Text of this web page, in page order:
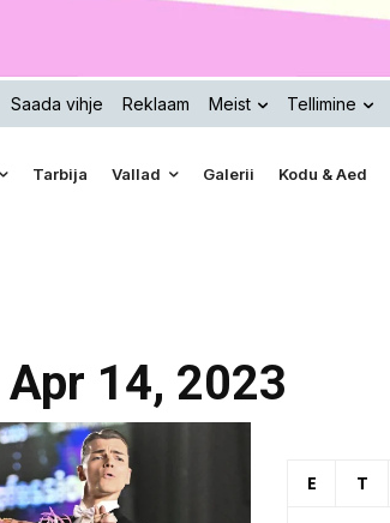
Saada vihje Reklaam Meist Tellimine
Tarbija Vallad Galerii Kodu & Aed
14, 2023
E T